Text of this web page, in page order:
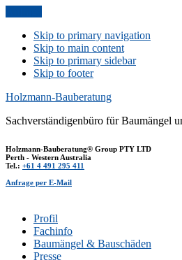
Skip to primary navigation
Skip to main content
Skip to primary sidebar
Skip to footer
Holzmann-Bauberatung
Sachverständigenbüro für Baumängel
Holzmann-Bauberatung® Group PTY LTD
Perth - Western Australia
Tel.: +61 4 491 295 411
Anfrage per E-Mail
Profil
Fachinfo
Baumängel & Bauschäden
Presse